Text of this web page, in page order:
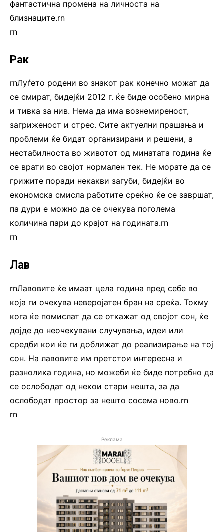
фантастична промена на личноста на
близнаците.rn
rn
Рак
rnЛуѓето родени во знакот рак конечно можат да
се смират, бидејќи 2012 г. ќе биде особено мирна
и тивка за нив. Нема да има вознемиреност,
загриженост и стрес. Сите актуелни прашања и
проблеми ќе бидат организирани и решени, а
нестабилноста во животот од минатата година ќе
се врати во својот нормален тек. Не морате да се
грижите поради некакви загуби, бидејќи во
економска смисла работите среќно ќе се завршат,
па дури е можно да се очекува поголема
количина пари до крајот на годината.rn
rn
Лав
rnЛавовите ќе имаат цела година пред себе во
која ги очекува неверојатен бран на среќа. Токму
кога ќе помислат да се откажат од својот сон, ќе
дојде до неочекувани случувања, идеи или
средби кои ќе ги доближат до реализирање на тој
сон. На лавовите им претстои интересна и
разнолика година, но можеби ќе биде потребно да
се ослободат од некои стари нешта, за да
ослободат простор за нешто сосема ново.rn
rn
Реклама